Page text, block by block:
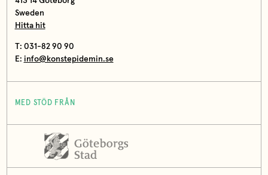
Sweden
Hitta hit
T: 031-82 90 90
E: info@konstepidemin.se
MED STÖD FRÅN